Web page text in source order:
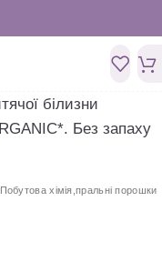
Побутова хімія,пральні порошки